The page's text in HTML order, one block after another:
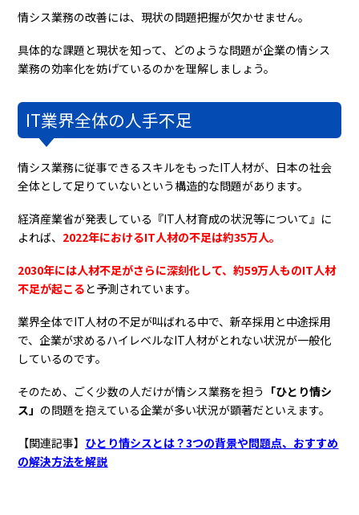
情シス業務の改善には、現状の問題把握が欠かせません。
具体的な課題と現状を知って、どのような問題が企業の情シス
業務の効率化を妨げているのかを理解しましょう。
IT業界全体の人手不足
情シス業務に従事できるスキルをもったIT人材が、日本の社会
全体として足りていないという構造的な問題があります。
経済産業省が発表している『IT人材育成の状況等について』に
よれば、 2022年におけるIT人材の不足は約35万人。
2030年には人材不足がさらに深刻化して、約59万人ものIT人材
不足が起こると予測されています。
業界全体でIT人材の不足が叫ばれる中で、新卒採用と中途採用
で、企業が求めるハイレベルなIT人材がとれない状況が一般化
しているのです。
そのため、ごく少数の人だけが情シス業務を担う 「ひとり情シ
ス」 の問題を抱えている企業が多い状況が顕著だといえます。
【関連記事】 ひとり情シスとは？3つの背景や問題点、おすすめ
の解決方法を解説